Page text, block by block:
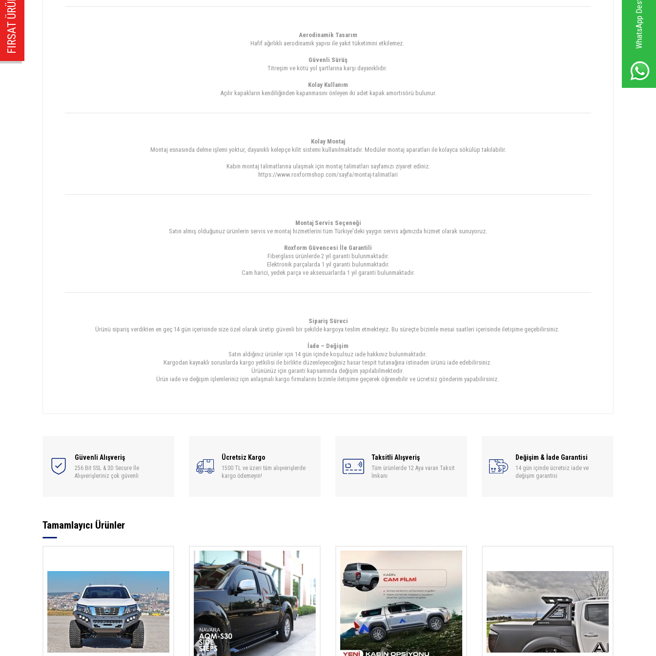
FIRSAT ÜRÜNÜ!
Aerodinamik Tasarım
Hafif ağırlıklı aerodinamik yapısı ile yakıt tüketimini etkilemez.
Güvenli Sürüş
Titreşim ve kötü yol şartlarına karşı dayanıklıdır.
Kolay Kullanım
Açılır kapakların kendiliğinden kapanmasını önleyen iki adet kapak amortisörü bulunur.
Kolay Montaj
Montaj esnasında delme işlemi yoktur, dayanıklı kelepçe kilit sistemi kullanılmaktadır. Modüler montaj aparatları ile kolayca sökülüp takılabilir.
Kabin montaj talimatlarına ulaşmak için montaj talimatları sayfamızı ziyaret ediniz.
https://www.roxformshop.com/sayfa/montaj-talimatlari
Montaj Servis Seçeneği
Satın almış olduğunuz ürünlerin servis ve montaj hizmetlerini tüm Türkiye'deki yaygın servis ağımızda hizmet olarak sunuyoruz.
Roxform Güvencesi İle Garantili
Fiberglass ürünlerde 2 yıl garanti bulunmaktadır.
Elektronik parçalarda 1 yıl garanti bulunmaktadır.
Cam harici, yedek parça ve aksesuarlarda 1 yıl garanti bulunmaktadır.
Sipariş Süreci
Ürünü sipariş verdikten en geç 14 gün içerisinde size özel olarak üretip güvenli bir şekilde kargoya teslim etmekteyiz. Bu süreçte bizimle mesai saatleri içerisinde iletişime geçebilirsiniz.
İade – Değişim
Satın aldığınız ürünler için 14 gün içinde koşulsuz iade hakkınız bulunmaktadır.
Kargodan kaynaklı sorunlarda kargo yetkilisi ile birlikte düzenleyeceğiniz hasar tespit tutanağına istinaden ürünü iade edebilirsiniz.
Ürününüz için garanti kapsamında değişim yapılabilmektedir.
Ürün iade ve değişim işlemleriniz için anlaşmalı kargo firmalarını bizimle iletişime geçerek öğrenebilir ve ücretsiz gönderim yapabilirsiniz.
Güvenli Alışveriş
256 Bit SSL & 3D Secure İle
Alışverişleriniz çok güvenli
Ücretsiz Kargo
1500 TL ve üzeri tüm alışverişlerde
kargo ödemeyin!
Taksitli Alışveriş
Tüm ürünlerde 12 Aya varan Taksit
İmkanı
Değişim & İade Garantisi
14 gün içinde ücretsiz iade ve
değişim garantisi
Tamamlayıcı Ürünler